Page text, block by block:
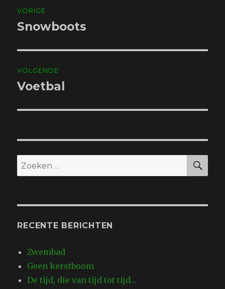
navigatie
VORIGE
Vorig
Snowboots
VOLGENDE
Volgend
Voetbal
Zoeken
naar:
RECENTE BERICHTEN
Zwembad
Geen kerstboom
De tijd, die van tijd tot tijd…